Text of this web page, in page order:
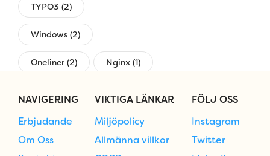
TYPO3 (2)
Windows (2)
Oneliner (2) Nginx (1)
NAVIGERING
Erbjudande
Om Oss
VIKTIGA LÄNKAR
Miljöpolicy
Allmänna villkor
FÖLJ OSS
Instagram
Twitter